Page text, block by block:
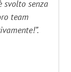
svolto senza
team